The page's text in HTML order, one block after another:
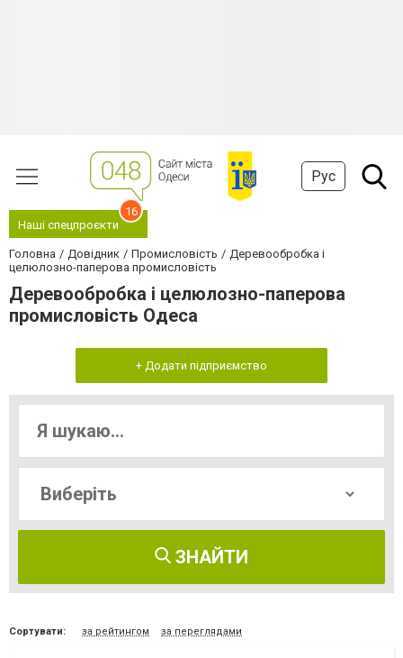
Рус
Наші спецпроєкти
16
Головна Довідник Промисловість
Деревообробка і
целюлозно-паперова промисловість
Деревообробка і целюлозно-паперова
промисловість Одеса
+ Додати підприємство
ЗНАЙТИ
Сортувати: за рейтингом за переглядами